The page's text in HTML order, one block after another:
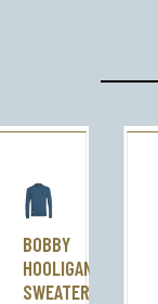
BOBBY
HOOLIGAN
SWEATER